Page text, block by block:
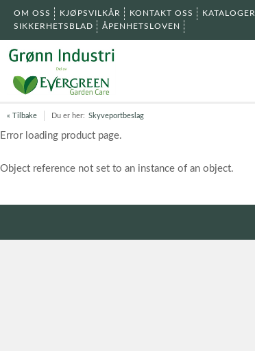
OM OSS KJØPSVILKÅR KONTAKT OSS KATALOGER
SIKKERHETSBLAD
ÅPENHETSLOVEN
« Tilbake Du er her: Skyveportbeslag
Error loading product page.
Object reference not set to an instance of an object.